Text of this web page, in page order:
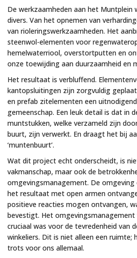
De werkzaamheden aan het Muntplein
divers. Van het opnemen van
van rioleringswerkzaamheden. Het
steenwol-elementen voor
hemelwaterriool, overstortputten en
onze toewijding aan duurzaamheid en
Het resultaat is verbluffend.
kantopsluitingen zijn zorgvuldig
en prefab zitelementen een
gemeenschap. Een leuk detail is dat in
muntstukken, welke verzameld zijn
buurt, zijn verwerkt. En draagt het bij
‘muntenbuurt’.
Wat dit project echt onderscheidt, is
vakmanschap, maar ook de
omgevingsmanagement. De
het resultaat met open armen
positieve reacties mogen ontvangen,
bevestigt. Het
cruciaal was voor de tevredenheid van
winkeliers. Dit is niet alleen een ruimte;
trots voor ons allemaal.